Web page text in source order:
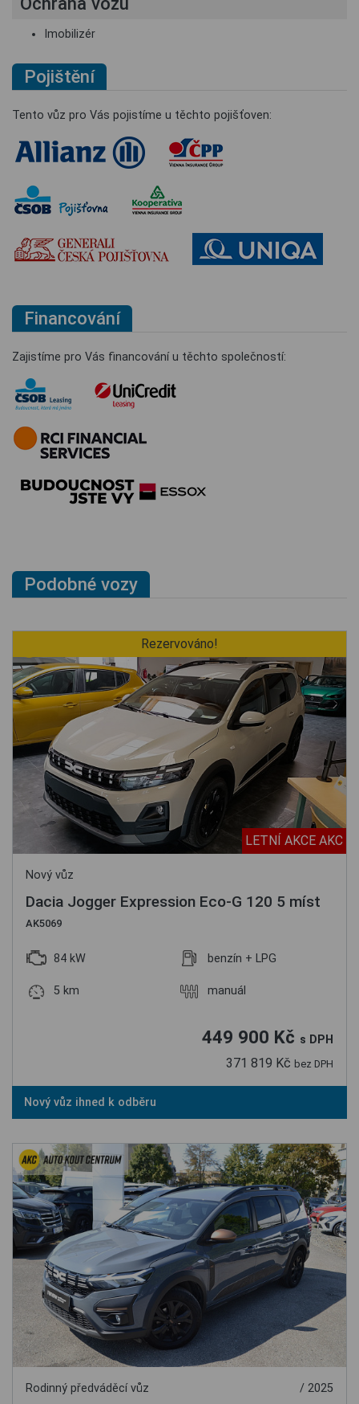
Imobilizér
Pojištění
Tento vůz pro Vás pojistíme u těchto pojišťoven:
Financování
Zajistíme pro Vás financování u těchto společností:
Podobné vozy
Rezervováno!
LETNÍ AKCE AKC
Nový vůz
Dacia Jogger Expression Eco-G 120 5 míst
AK5069
84 kW benzín + LPG
5 km manuál
449 900 Kč s DPH
371 819 Kč bez DPH
Nový vůz ihned k odběru
Rodinný předváděcí vůz / 2025